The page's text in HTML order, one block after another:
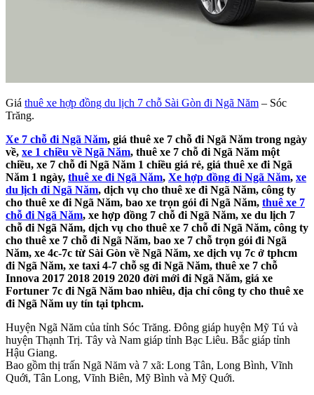
Giá thuê xe hợp đồng du lịch 7 chỗ Sài Gòn đi Ngã Năm – Sóc
Trăng.
Xe 7 chỗ đi Ngã Năm, giá thuê xe 7 chỗ đi Ngã Năm trong ngày
về, xe 1 chiều về Ngã Năm, thuê xe 7 chỗ đi Ngã Năm một
chiều, xe 7 chỗ đi Ngã Năm 1 chiều giá rẻ, giá thuê xe đi Ngã
Năm 1 ngày, thuê xe đi Ngã Năm, Xe hợp đồng đi Ngã Năm, xe
du lịch đi Ngã Năm, dịch vụ cho thuê xe đi Ngã Năm, công ty
cho thuê xe đi Ngã Năm, bao xe trọn gói đi Ngã Năm, thuê xe 7
chỗ đi Ngã Năm, xe hợp đồng 7 chỗ đi Ngã Năm, xe du lịch 7
chỗ đi Ngã Năm, dịch vụ cho thuê xe 7 chỗ đi Ngã Năm, công ty
cho thuê xe 7 chỗ đi Ngã Năm, bao xe 7 chỗ trọn gói đi Ngã
Năm, xe 4c-7c từ Sài Gòn về Ngã Năm, xe dịch vụ 7c ở tphcm
đi Ngã Năm, xe taxi 4-7 chỗ sg đi Ngã Năm, thuê xe 7 chỗ
Innova 2017 2018 2019 2020 đời mới đi Ngã Năm, giá xe
Fortuner 7c đi Ngã Năm bao nhiêu, địa chỉ công ty cho thuê xe
đi Ngã Năm uy tín tại tphcm.
Huyện Ngã Năm của tỉnh Sóc Trăng. Đông giáp huyện Mỹ Tú và
huyện Thạnh Trị. Tây và Nam giáp tỉnh Bạc Liêu. Bắc giáp tỉnh
Hậu Giang.
Bao gồm thị trấn Ngã Năm và 7 xã: Long Tân, Long Bình, Vĩnh
Quới, Tân Long, Vĩnh Biên, Mỹ Bình và Mỹ Quới.